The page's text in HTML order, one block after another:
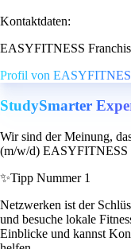
Kontaktdaten:
EASYFITNESS
Profil von
StudySmarter
Wir sind der Meinung,
(m/w/d) EASYFITNESS
✨Tipp Nummer 1
Netzwerken ist der
und besuche lokale
Einblicke und kannst